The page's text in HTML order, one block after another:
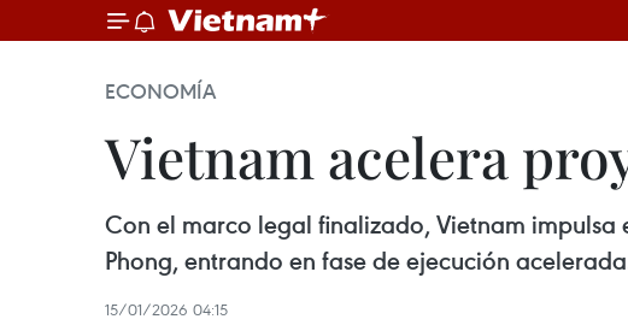
ECONOMÍA
Vietnam acelera
Con el marco legal finalizado, Vietnam
Phong, entrando en fase de ejecución
15/01/2026 04:15